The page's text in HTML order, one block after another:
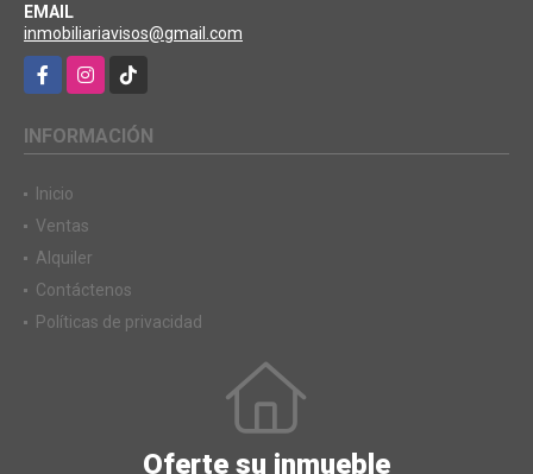
EMAIL
inmobiliariavisos@gmail.com
FacebookInstagramTikTok
INFORMACIÓN
Inicio
Ventas
Alquiler
Contáctenos
Políticas de privacidad
Oferte su inmueble